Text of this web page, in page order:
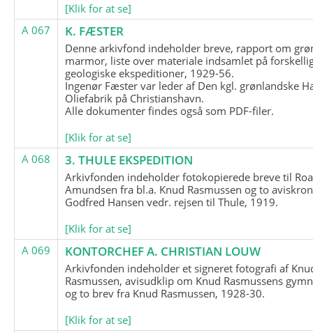
[Klik for at se]
A 067
K. FÆSTER
Denne arkivfond indeholder breve, rapport om
marmor, liste over materiale indsamlet på
geologiske ekspeditioner, 1929-56.
Ingenør Fæster var leder af Den kgl. grønlandske
Oliefabrik på Christianshavn.
Alle dokumenter findes også som PDF-filer.
[Klik for at se]
A 068
3. THULE EKSPEDITION
Arkivfonden indeholder fotokopierede breve til
Amundsen fra bl.a. Knud Rasmussen og to
Godfred Hansen vedr. rejsen til Thule, 1919.
[Klik for at se]
A 069
KONTORCHEF A. CHRISTIAN LOUW
Arkivfonden indeholder et signeret fotografi af
Rasmussen, avisudklip om Knud Rasmussens
og to brev fra Knud Rasmussen, 1928-30.
[Klik for at se]